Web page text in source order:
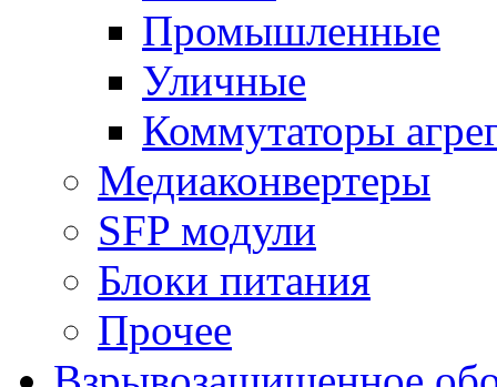
Промышленные
Уличные
Коммутаторы
Медиаконвертеры
SFP модули
Блоки питания
Прочее